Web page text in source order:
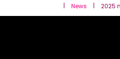
|
News | 2025